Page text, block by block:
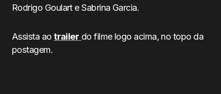
Rodrigo Goulart e Sabrina Garcia.
Assista aotrailer do filme logo acima, no topo da
postagem.